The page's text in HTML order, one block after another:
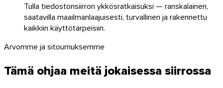
Tulla tiedostonsiirron ykkösratkaisuksi — ranskalainen,
saatavilla maailmanlaajuisesti, turvallinen ja rakennettu
kaikkiin käyttötarpeisiin.
Arvomme ja sitoumuksemme
Tämä ohjaa meitä jokaisessa siirrossa